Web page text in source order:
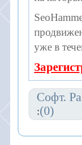
уже в
Софт.
:(0)